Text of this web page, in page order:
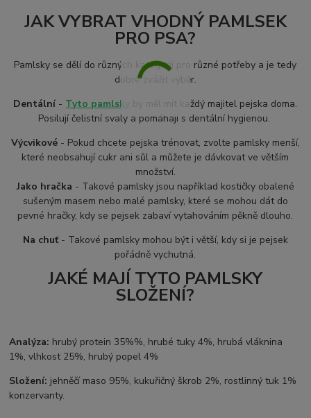
JAK VYBRAT VHODNÝ PAMLSEK
PRO PSA?
Pamlsky se dělí do různých kategorií pro různé potřeby a je tedy
dobré zvážit výběr.
Dentální - Tyto pamlsky
by měl mít každý majitel pejska doma.
Posilují čelistní svaly a pomáhají s dentální hygienou.
Výcvikové - Pokud chcete pejska trénovat, zvolte pamlsky menší,
které neobsahují cukr ani sůl a můžete je dávkovat ve větším
množství.
Jako hračka - Takové pamlsky jsou například kostičky obalené
sušeným masem nebo malé pamlsky, které se mohou dát do
pevné hračky, kdy se pejsek zabaví vytahováním pěkně dlouho.
Na chuť- Takové pamlsky mohou být i větší, kdy si je pejsek
pořádně vychutná.
JAKÉ MAJÍ TYTO PAMLSKY
SLOŽENÍ?
Analýza: hrubý protein 35%%, hrubé tuky 4%, hrubá vláknina
1%, vlhkost 25%, hrubý popel 4%
Složení: jehněčí maso 95%, kukuřičný škrob 2%, rostlinný tuk 1%
konzervanty.